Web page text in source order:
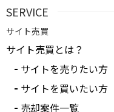
SERVICE
サイト売買
サイト売買とは？
サイトを売りたい方
サイトを買いたい方
売却案件一覧